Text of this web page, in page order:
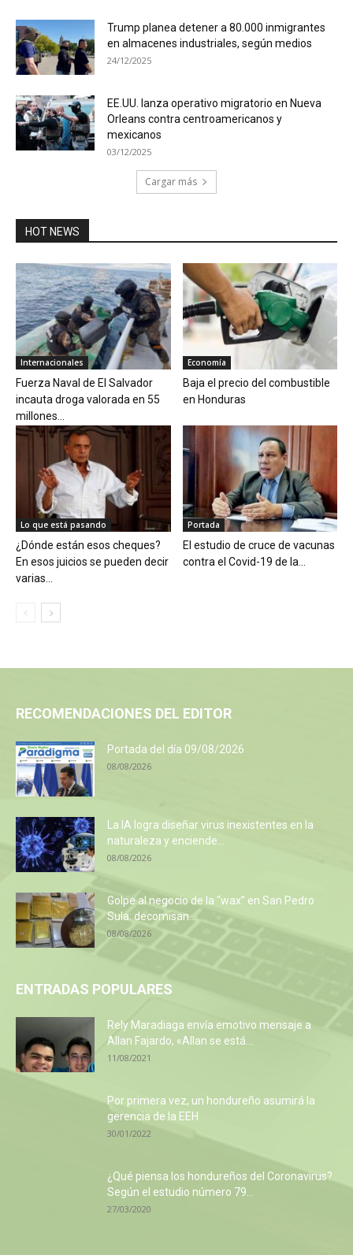
Trump planea detener a 80.000 inmigrantes
en almacenes industriales, según medios
24/12/2025
EE.UU. lanza operativo migratorio en Nueva
Orleans contra centroamericanos y
mexicanos
03/12/2025
Cargar más
HOT NEWS
Internacionales
Fuerza Naval de El Salvador
incauta droga valorada en 55
millones...
Economía
Baja el precio del combustible
en Honduras
Lo que está pasando
¿Dónde están esos cheques?
En esos juicios se pueden decir
varias...
Portada
El estudio de cruce de vacunas
contra el Covid-19 de la...
RECOMENDACIONES DEL EDITOR
Portada del día 09/08/2026
08/08/2026
La IA logra diseñar virus inexistentes en la
naturaleza y enciende...
08/08/2026
Golpe al negocio de la “wax” en San Pedro
Sula: decomisan...
08/08/2026
ENTRADAS POPULARES
Rely Maradiaga envía emotivo mensaje a
Allan Fajardo, «Allan se está...
11/08/2021
Por primera vez, un hondureño asumirá la
gerencia de la EEH
30/01/2022
¿Qué piensa los hondureños del Coronavirus?
Según el estudio número 79...
27/03/2020